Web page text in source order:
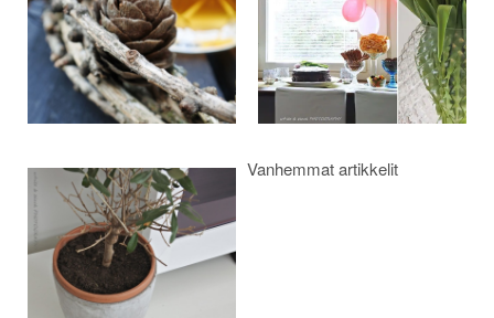
Vanhemmat artikkelit